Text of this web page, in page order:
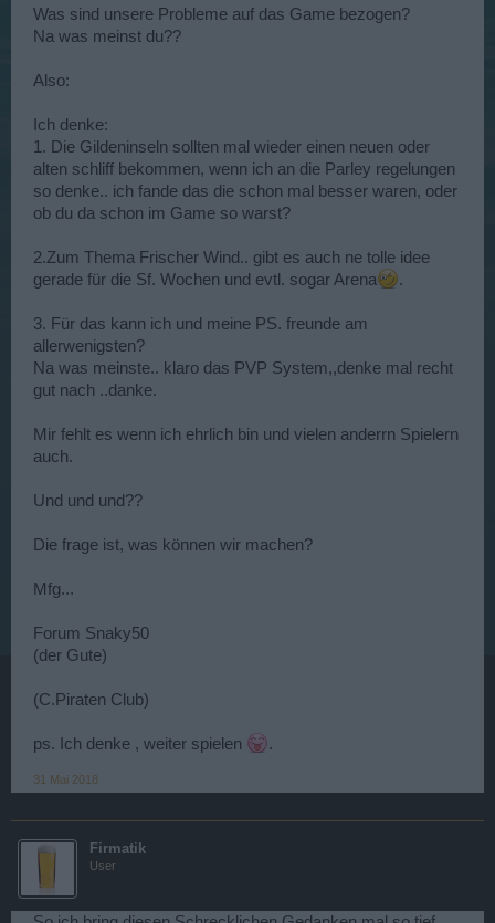
Was sind unsere Probleme auf das Game bezogen?
Na was meinst du??
Also:
Ich denke:
1. Die Gildeninseln sollten mal wieder einen neuen oder
alten schliff bekommen, wenn ich an die Parley regelungen
so denke.. ich fande das die schon mal besser waren, oder
ob du da schon im Game so warst?
2.Zum Thema Frischer Wind.. gibt es auch ne tolle idee
gerade für die Sf. Wochen und evtl. sogar Arena
.
3. Für das kann ich und meine PS. freunde am
allerwenigsten?
Na was meinste.. klaro das PVP System,,denke mal recht
gut nach ..danke.
Mir fehlt es wenn ich ehrlich bin und vielen anderrn Spielern
auch.
Und und und??
Die frage ist, was können wir machen?
Mfg...
Forum Snaky50
(der Gute)
(C.Piraten Club)
ps. Ich denke , weiter spielen .
31 Mai 2018
Firmatik
User